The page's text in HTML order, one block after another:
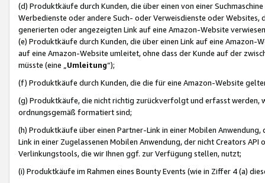
(d) Produktkäufe durch Kunden, die über einen von einer
Werbedienste oder andere Such- oder Verweisdienste oder Websites,
generierten oder angezeigten Link auf eine Amazon-Website
(e) Produktkäufe durch Kunden, die über einen Link auf eine
auf eine Amazon-Website umleitet, ohne dass der Kunde auf der
müsste (eine „ Umleitung“);
(f) Produktkäufe durch Kunden, die die für eine Amazon-Website
(g) Produktkäufe, die nicht richtig zurückverfolgt und erfasst werden,
ordnungsgemäß formatiert sind;
(h) Produktkäufe über einen Partner-Link in einer Mobilen
Link in einer Zugelassenen Mobilen Anwendung, der nicht Creators
Verlinkungstools, die wir Ihnen ggf. zur Verfügung stellen, nutzt;
(i) Produktkäufe im Rahmen eines Bounty Events (wie in Ziffer 4 (a)